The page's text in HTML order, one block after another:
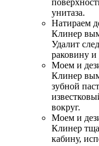
унитаза.
Натираем
Клинер
Удалит
раковину и
Моем и
Клинер
зубной
вокруг.
Моем и
Клинер
кабину,